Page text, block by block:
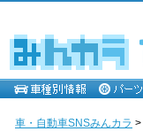
車・自動車SNSみんカラ >